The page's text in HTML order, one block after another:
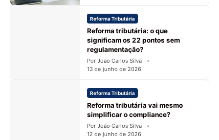
Reforma Tributária
Reforma tributária: o que
significam os 22 pontos sem
regulamentação?
Por João Carlos Silva
13 de junho de 2026
Reforma Tributária
Reforma tributária vai mesmo
simplificar o compliance?
Por João Carlos Silva
12 de junho de 2026